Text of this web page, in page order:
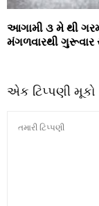
આગામી ૩ મે થી
મંગળવારથી ગુરૂવાર
એક ટિપ્પણી મૂકો